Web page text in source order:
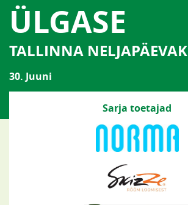
ÜLGASE
TALLINNA NELJAPÄEVAK
30. Juuni
Sarja toetajad